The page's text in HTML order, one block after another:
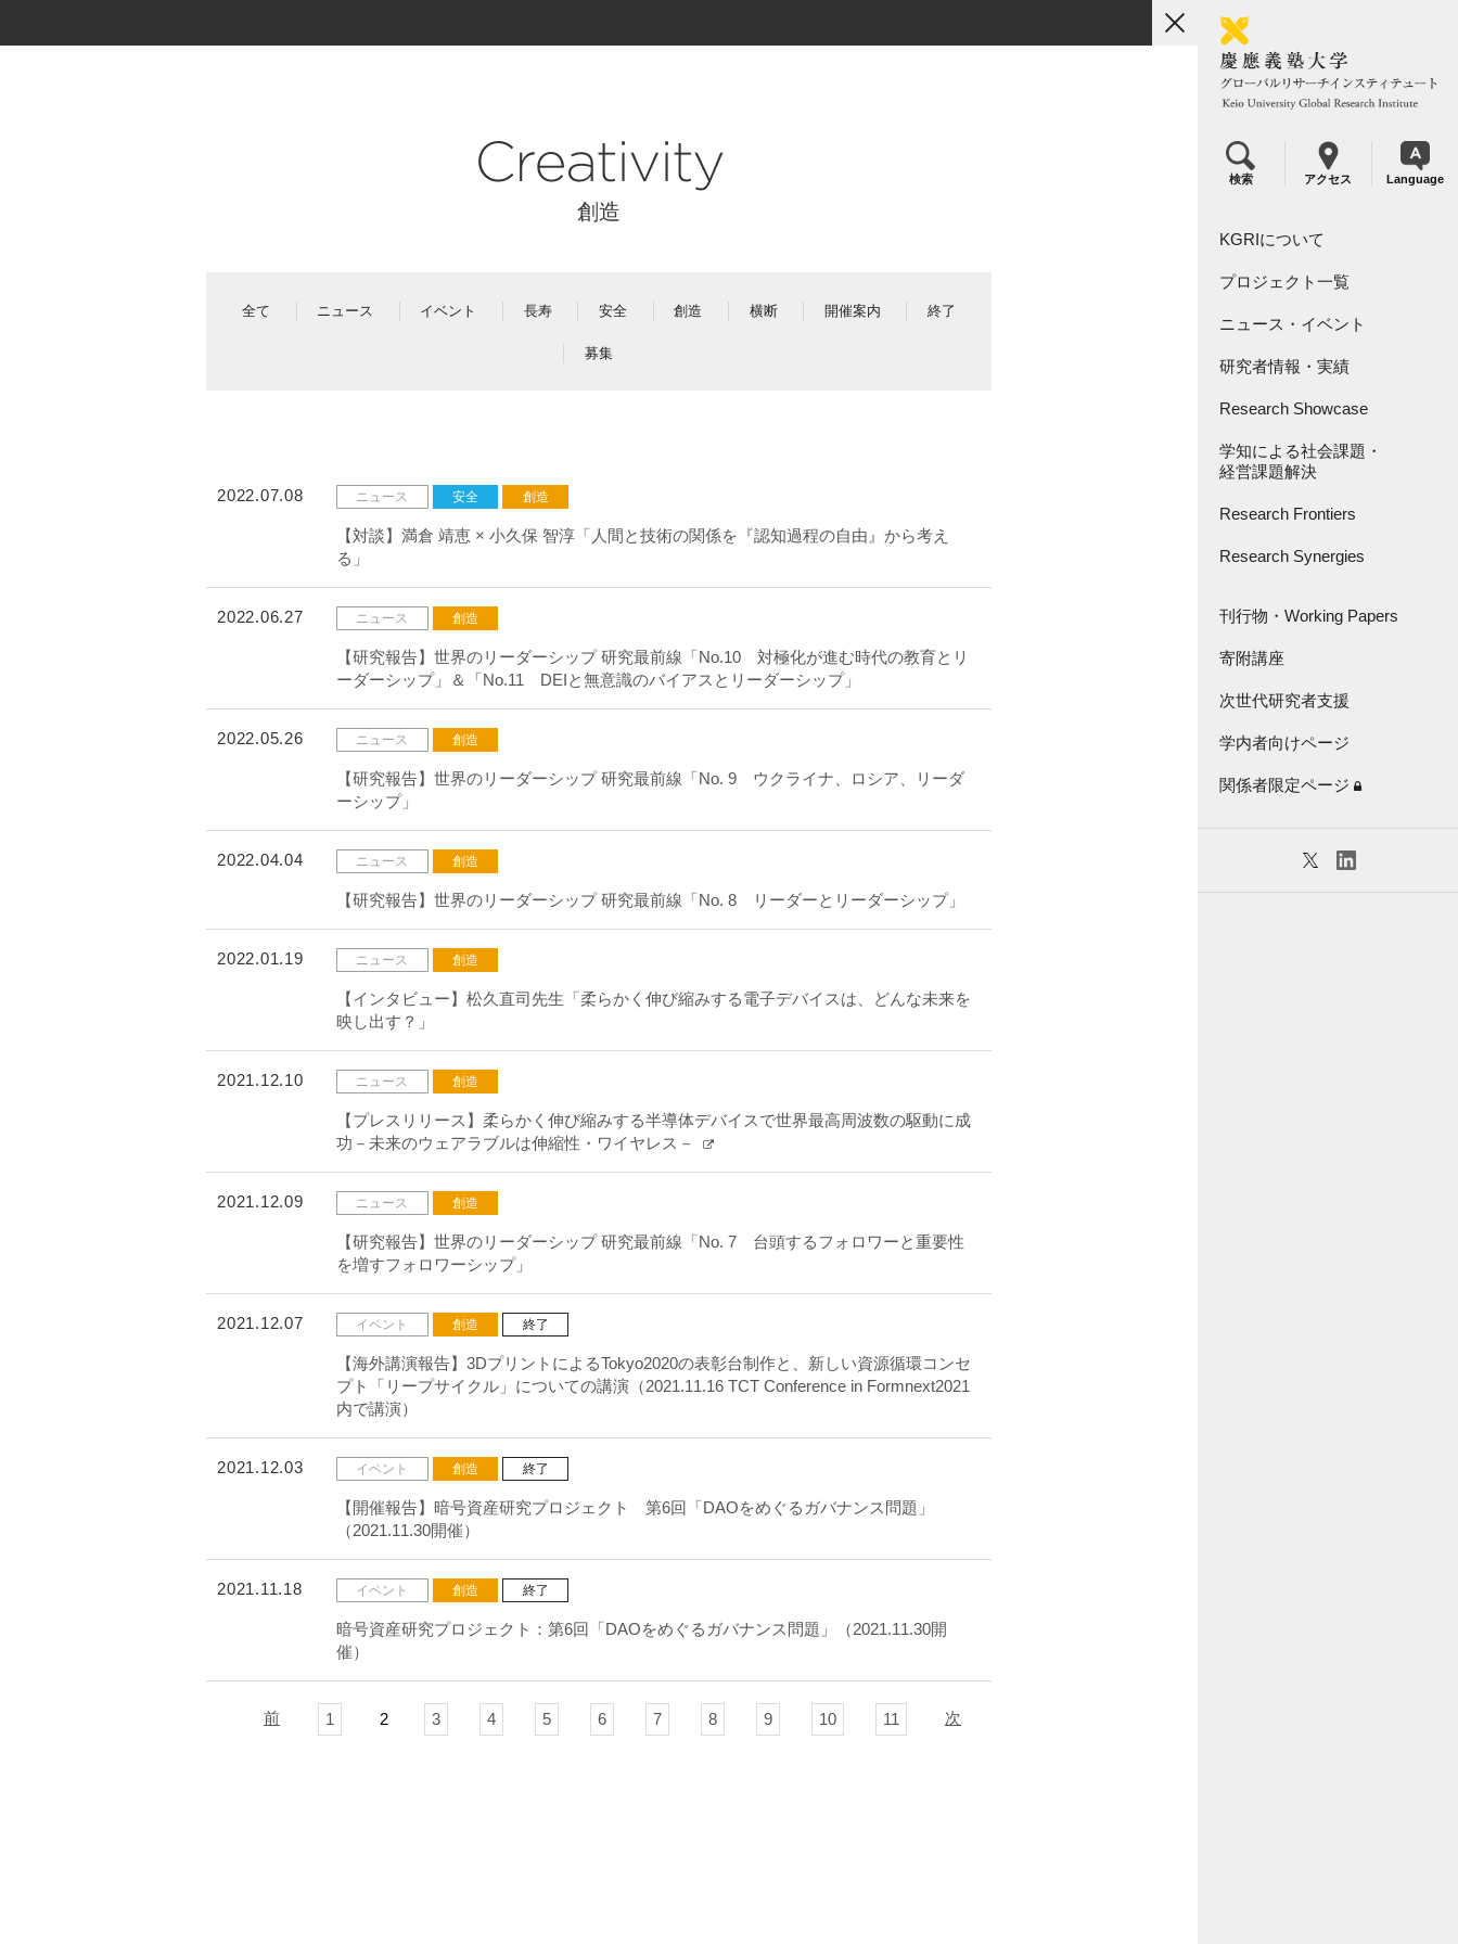
toggle
navigation
検索 アクセス Language
KGRIについて
組織概要
リーダーシップ
KGRI研究指定寄付金につい
プロジェクト一覧
KGRI研究プロジェクト
KGRI内センター
ニュース・イベント
研究者情報・実績
Research Showcase
Research Video Index
研究支援事業
Great Thinker Series
学知による社会課題・
経営課題解決
Research Frontiers
論文紹介
Research Synergies
刊行物・Working Papers
刊行物
Working Papers
寄附講座
次世代研究者支援
KGRI独自の研究補助金
特任教員紹介
学内者向けページ
関係者限定ページ
Creativity
創造
全て ニュース イベント 長寿 安全 創造 横断 開催案内 終了
募集
2022.07.08 ニュース 安全 創造
【対談】満倉 靖恵 × 小久保 智淳「人間と技術の関係を『認知過程の自由』から考え
る」
2022.06.27 ニュース 創造
【研究報告】世界のリーダーシップ 研究最前線「No.10 対極化が進む時代の教育とリ
ーダーシップ」＆「No.11 DEIと無意識のバイアスとリーダーシップ」
2022.05.26 ニュース 創造
【研究報告】世界のリーダーシップ 研究最前線「No. 9 ウクライナ、ロシア、リーダ
ーシップ」
2022.04.04 ニュース 創造
【研究報告】世界のリーダーシップ 研究最前線「No. 8 リーダーとリーダーシップ」
2022.01.19 ニュース 創造
【インタビュー】松久直司先生「柔らかく伸び縮みする電子デバイスは、どんな未来を
映し出す？」
2021.12.10 ニュース 創造
【プレスリリース】柔らかく伸び縮みする半導体デバイスで世界最高周波数の駆動に成
功－未来のウェアラブルは伸縮性・ワイヤレス－
2021.12.09 ニュース 創造
【研究報告】世界のリーダーシップ 研究最前線「No. 7 台頭するフォロワーと重要性
を増すフォロワーシップ」
2021.12.07 イベント 創造 終了
【海外講演報告】3DプリントによるTokyo2020の表彰台制作と、新しい資源循環コンセ
プト「リープサイクル」についての講演（2021.11.16 TCT Conference in Formnext2021
内で講演）
2021.12.03 イベント 創造 終了
【開催報告】暗号資産研究プロジェクト 第6回「DAOをめぐるガバナンス問題」
（2021.11.30開催）
2021.11.18 イベント 創造 終了
暗号資産研究プロジェクト：第6回「DAOをめぐるガバナンス問題」（2021.11.30開
催）
前 1 2 3 4 5 6 7 8 9 10 11 次